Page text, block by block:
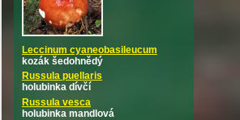
Leccinum cyaneobasileucum
kozák šedohnědý
Russula puellaris
holubinka dívčí
Russula vesca
holubinka mandlová